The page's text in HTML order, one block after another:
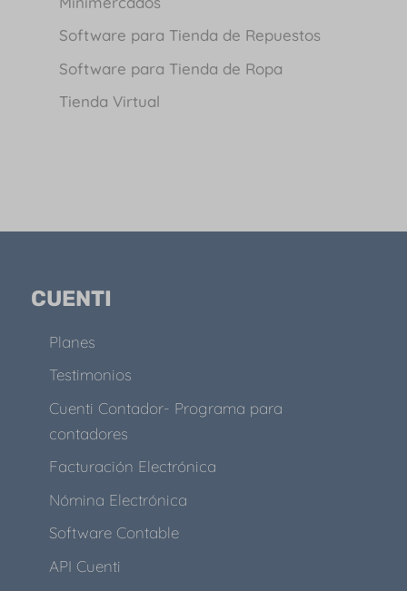
Software para Tienda de Repuestos
Software para Tienda de Ropa
Tienda Virtual
CUENTI
Planes
Testimonios
Cuenti Contador- Programa para
contadores
Facturación Electrónica
Nómina Electrónica
Software Contable
API Cuenti